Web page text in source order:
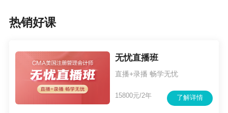
热销好课
无忧直播班
直播+录播 畅学无忧
了解详情
15800元/2年